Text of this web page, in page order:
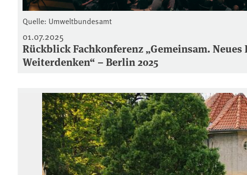
Quelle: Umweltbundesamt
01.07.2025
Rückblick Fachkonferenz „Gemeinsam. Neues
Weiterdenken“ – Berlin 2025